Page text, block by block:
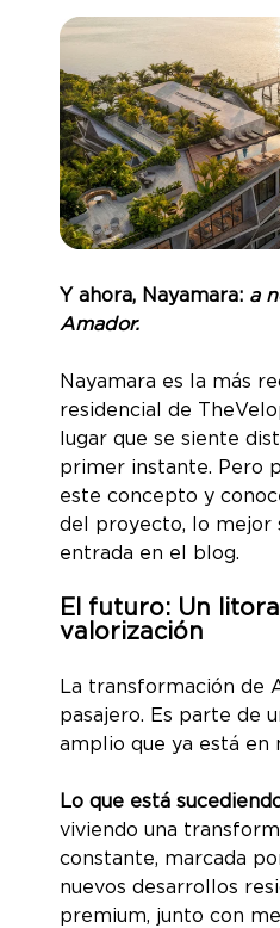
Y ahora, Nayamara: a
Amador.
Nayamara es la más
residencial de
lugar que se siente
primer instante. Pero
este concepto y
del proyecto, lo mejor
entrada en el blog.
El futuro: Un
valorización
La transformación de
pasajero. Es parte de
amplio que ya está en
Lo que está
viviendo una
constante, marcada
nuevos desarrollos
premium, junto con